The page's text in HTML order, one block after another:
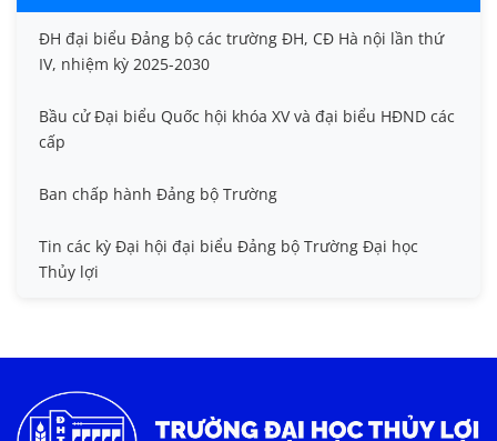
ĐH đại biểu Đảng bộ các trường ĐH, CĐ Hà nội lần thứ
IV, nhiệm kỳ 2025-2030
Bầu cử Đại biểu Quốc hội khóa XV và đại biểu HĐND các
cấp
Ban chấp hành Đảng bộ Trường
Tin các kỳ Đại hội đại biểu Đảng bộ Trường Đại học
Thủy lợi